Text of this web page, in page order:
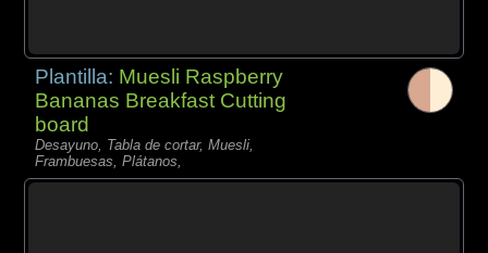
Plantilla: Muesli Raspberry
Bananas Breakfast Cutting
board
Desayuno, Tabla de cortar, Muesli,
Frambuesas, Plátanos,